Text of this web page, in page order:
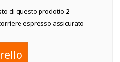
di questo prodotto 2
espresso assicurato